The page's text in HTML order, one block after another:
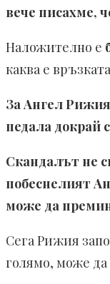
вече писахме,
Наложително е
каква е
За Ангел Рижия
педала докрай
Скандалът не
побеснелият
може да
Сега Рижия
голямо, може да